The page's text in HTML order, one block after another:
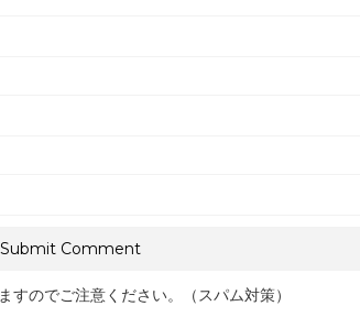
すのでご注意ください。（スパム対策）